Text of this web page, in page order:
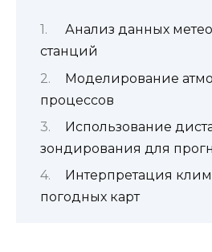
Анализ данных
станций
Моделирование
процессов
Использование
зондирования для
Интерпретация
погодных карт